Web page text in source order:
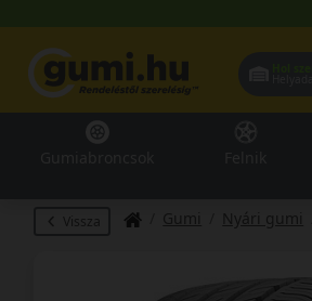
Vissza Gumi Nyári gumi